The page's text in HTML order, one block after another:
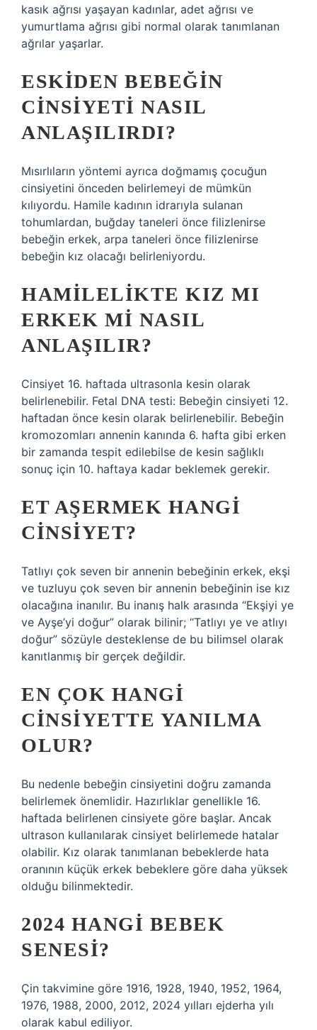
kasık ağrısı yaşayan kadınlar, adet ağrısı ve
yumurtlama ağrısı gibi normal olarak tanımlanan
ağrılar yaşarlar.
ESKIDEN BEBEĞIN
CINSIYETI NASIL
ANLAŞILIRDI?
Mısırlıların yöntemi ayrıca doğmamış çocuğun
cinsiyetini önceden belirlemeyi de mümkün
kılıyordu. Hamile kadının idrarıyla sulanan
tohumlardan, buğday taneleri önce filizlenirse
bebeğin erkek, arpa taneleri önce filizlenirse
bebeğin kız olacağı belirleniyordu.
HAMILELIKTE KIZ MI
ERKEK MI NASIL
ANLAŞILIR?
Cinsiyet 16. haftada ultrasonla kesin olarak
belirlenebilir. Fetal DNA testi: Bebeğin cinsiyeti 12.
haftadan önce kesin olarak belirlenebilir. Bebeğin
kromozomları annenin kanında 6. hafta gibi erken
bir zamanda tespit edilebilse de kesin sağlıklı
sonuç için 10. haftaya kadar beklemek gerekir.
ET AŞERMEK HANGI
CINSIYET?
Tatlıyı çok seven bir annenin bebeğinin erkek, ekşi
ve tuzluyu çok seven bir annenin bebeğinin ise kız
olacağına inanılır. Bu inanış halk arasında “Ekşiyi ye
ve Ayşe’yi doğur” olarak bilinir; “Tatlıyı ye ve atlıyı
doğur” sözüyle desteklense de bu bilimsel olarak
kanıtlanmış bir gerçek değildir.
EN ÇOK HANGI
CINSIYETTE YANILMA
OLUR?
Bu nedenle bebeğin cinsiyetini doğru zamanda
belirlemek önemlidir. Hazırlıklar genellikle 16.
haftada belirlenen cinsiyete göre başlar. Ancak
ultrason kullanılarak cinsiyet belirlemede hatalar
olabilir. Kız olarak tanımlanan bebeklerde hata
oranının küçük erkek bebeklere göre daha yüksek
olduğu bilinmektedir.
2024 HANGI BEBEK
SENESI?
Çin takvimine göre 1916, 1928, 1940, 1952, 1964,
1976, 1988, 2000, 2012, 2024 yılları ejderha yılı
olarak kabul ediliyor.